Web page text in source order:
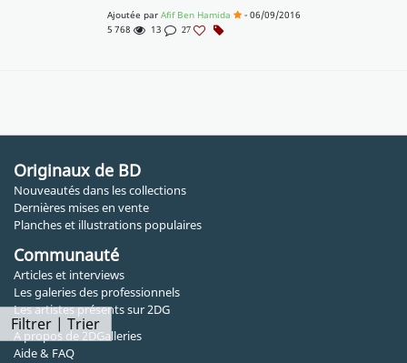
Filtrer | Trier
Ajoutée par Afif Ben Hamida
- 06/09/2016
5 768
13 27
Originaux de BD
Nouveautés dans les collections
Dernières mises en vente
Planches et illustrations populaires
Communauté
Articles et interviews
Les galeries des professionnels
Les artistes présents sur 2DG
A propos de 2DGalleries
Aide & FAQ